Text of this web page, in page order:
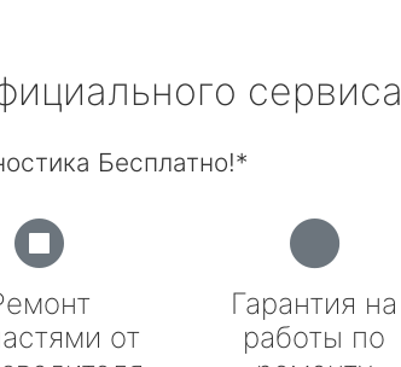
сервиса
Бесплатно!*
от
Гарантия на
работы по